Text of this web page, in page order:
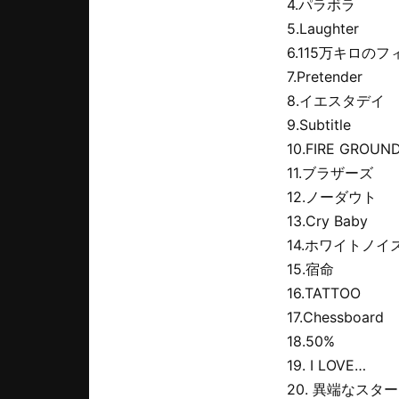
4.パラボラ
5.Laughter
6.115万キロのフ
7.Pretender
8.イエスタデイ
9.Subtitle
10.FIRE
11.ブラザーズ
12.ノーダウト
13.Cry Baby
14.ホワイトノイ
15.宿命
16.TATTOO
17.Chessboard
18.50%
19. I LOVE…
20. 異端なスター